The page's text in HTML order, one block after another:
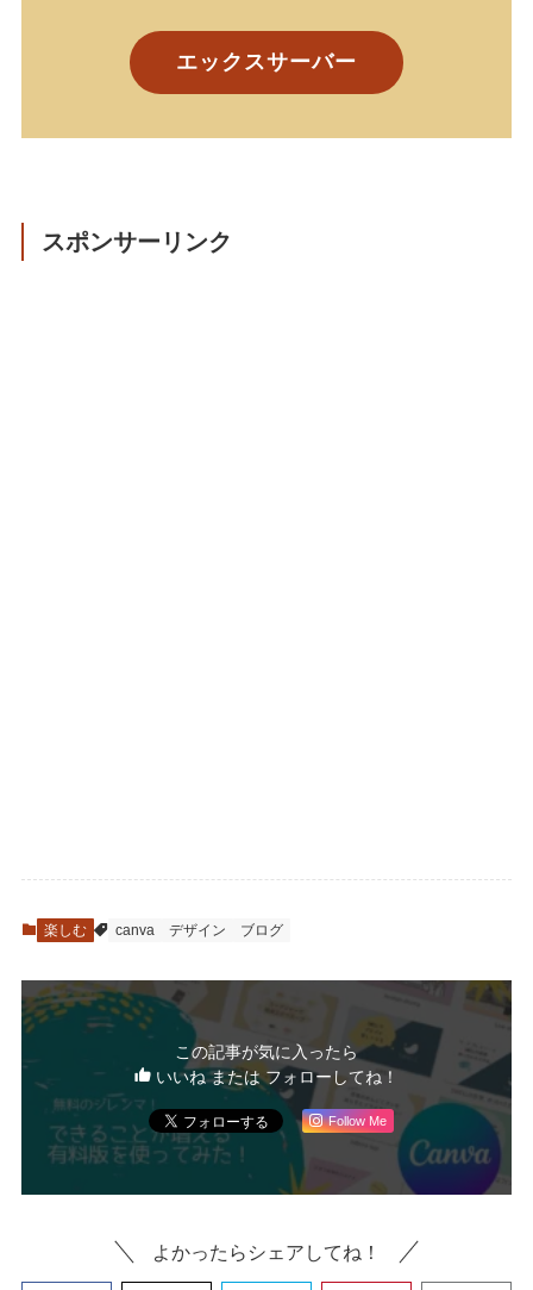
エックスサーバー
スポンサーリンク
楽しむ canva デザイン ブログ
この記事が気に入ったら
いいね または フォローしてね！
Follow Me
よかったらシェアしてね！